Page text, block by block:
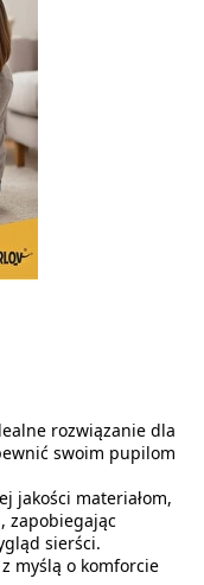
rozwiązanie dla
swoim pupilom
jakości materiałom,
zapobiegając
sierści.
myślą o komforcie